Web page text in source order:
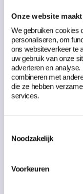
Onze website
We gebruiken cookies
personaliseren, om
ons websiteverkeer te
uw gebruik van onze
adverteren en
combineren met
die ze hebben
services.
Noodzakelijk
Voorkeuren
precies wat wij in
je een website wilt
een effectieve
partij!
Alex Opmeer,
Neem
Jouw
voor je